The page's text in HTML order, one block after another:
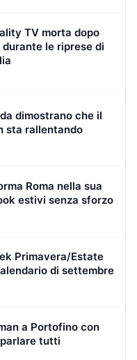
TV morta dopo
le riprese di
dimostrano che il
sta rallentando
Roma nella sua
estivi senza sforzo
Primavera/Estate
di settembre
a Portofino con
tutti